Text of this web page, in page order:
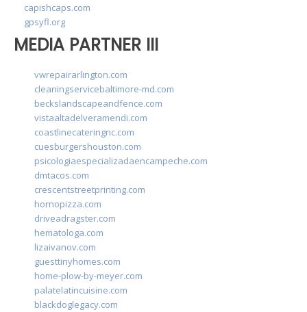
capishcaps.com
gpsyfl.org
MEDIA PARTNER III
vwrepairarlington.com
cleaningservicebaltimore-md.com
beckslandscapeandfence.com
vistaaltadelveramendi.com
coastlinecateringnc.com
cuesburgershouston.com
psicologiaespecializadaencampeche.com
dmtacos.com
crescentstreetprinting.com
hornopizza.com
driveadragster.com
hematologa.com
lizaivanov.com
guesttinyhomes.com
home-plow-by-meyer.com
palatelatincuisine.com
blackdoglegacy.com